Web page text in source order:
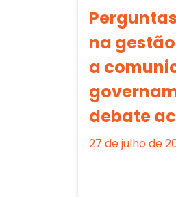
na
a
debate
27 de julho de